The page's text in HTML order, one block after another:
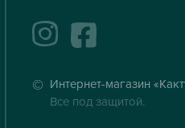
instagramfacebook
Интернет-магазин
Все под защитой.